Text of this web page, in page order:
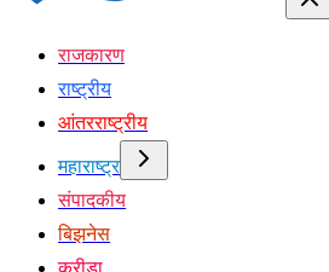
राजकारण
राष्ट्रीय
आंतरराष्ट्रीय
महाराष्ट्र
संपादकीय
बिझनेस
क्रीडा